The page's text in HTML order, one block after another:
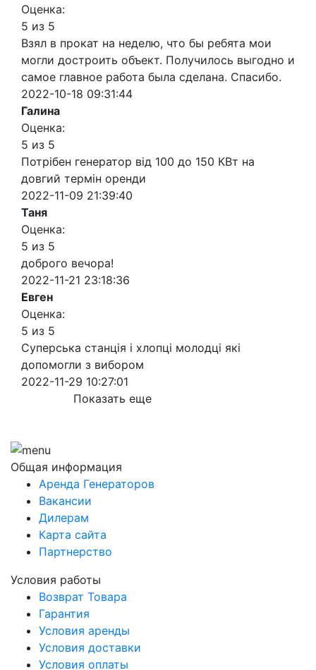
Оценка:
5 из 5
Взял в прокат на неделю, что бы ребята мои
могли достроить объект. Получилось выгодно и
самое главное работа была сделана. Спасибо.
2022-10-18 09:31:44
Галина
Оценка:
5 из 5
Потрібен генератор від 100 до 150 КВт на
довгий термін оренди
2022-11-09 21:39:40
Таня
Оценка:
5 из 5
доброго вечора!
2022-11-21 23:18:36
Евген
Оценка:
5 из 5
Суперська станція і хлопці молодці які
допомогли з вибором
2022-11-29 10:27:01
Показать еще
Общая информация
Аренда Генераторов
Вакансии
Дилерам
Карта сайта
Партнерство
Условия работы
Возврат Товара
Гарантия
Условия аренды
Условия доставки
Условия оплаты